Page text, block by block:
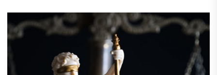
конструкции. Обработка бетонных плит до
150...